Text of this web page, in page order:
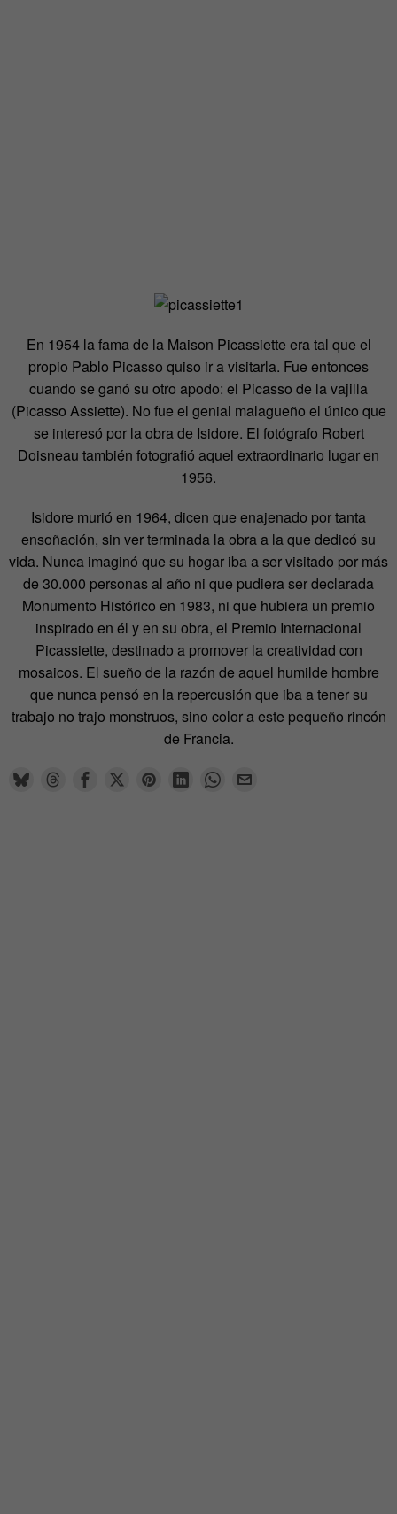
En 1954 la fama de la Maison Picassiette era tal que el
propio Pablo Picasso quiso ir a visitarla. Fue entonces
cuando se ganó su otro apodo: el Picasso de la vajilla
(Picasso Assiette). No fue el genial malagueño el único que
se interesó por la obra de Isidore. El fotógrafo Robert
Doisneau también fotografió aquel extraordinario lugar en
1956.
Isidore murió en 1964, dicen que enajenado por tanta
ensoñación, sin ver terminada la obra a la que dedicó su
vida. Nunca imaginó que su hogar iba a ser visitado por más
de 30.000 personas al año ni que pudiera ser declarada
Monumento Histórico en 1983, ni que hubiera un premio
inspirado en él y en su obra, el Premio Internacional
Picassiette, destinado a promover la creatividad con
mosaicos. El sueño de la razón de aquel humilde hombre
que nunca pensó en la repercusión que iba a tener su
trabajo no trajo monstruos, sino color a este pequeño rincón
de Francia.